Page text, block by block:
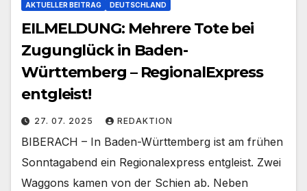
AKTUELLER BEITRAG DEUTSCHLAND
EILMELDUNG: Mehrere Tote bei
Zugunglück in Baden-
Württemberg – RegionalExpress
entgleist!
27. 07. 2025 REDAKTION
BIBERACH – In Baden-Württemberg ist am frühen
Sonntagabend ein Regionalexpress entgleist. Zwei
Waggons kamen von der Schien ab. Neben